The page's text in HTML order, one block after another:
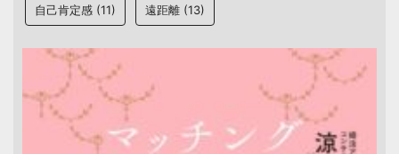
自己肯定感 (11) 遠距離 (13)